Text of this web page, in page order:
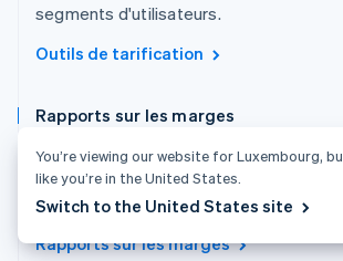
segments d'utilisateurs.
Outils de tarification
Rapports sur les marges
Téléchargez des rapports pour
commission sur les paiements et
rapidement les pertes et profits
Rapports sur les marges
You’re viewing our website for Luxembourg,
like you’re in the United States.
Switch to the United States site